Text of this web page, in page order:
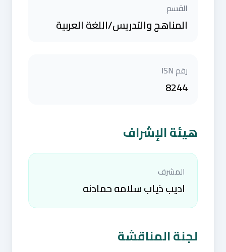
القسم
المناهج والتدريس/اللغة العربية
رقم ISN
8244
هيئة الإشراف
المشرف
اديب ذياب سلامه حمادنه
لجنة المناقشة